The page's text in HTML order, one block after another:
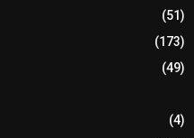
(51)
(173)
(49)
(4)